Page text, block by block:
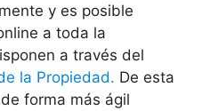
y es posible
a toda la
a través del
la Propiedad. De esta
forma más ágil